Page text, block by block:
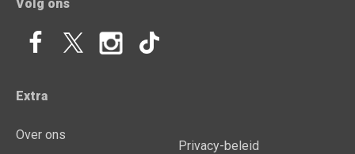
Volg ons
Extra
Over ons
Privacy-beleid